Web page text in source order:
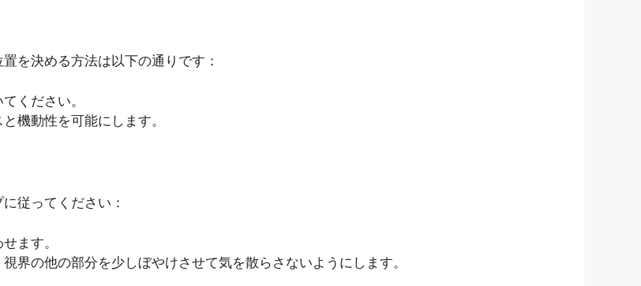
を決める方法は以下の通りです：
ください。
機動性を可能にします。
従ってください：
ます。
界の他の部分を少しぼやけさせて気を散らさないようにします。